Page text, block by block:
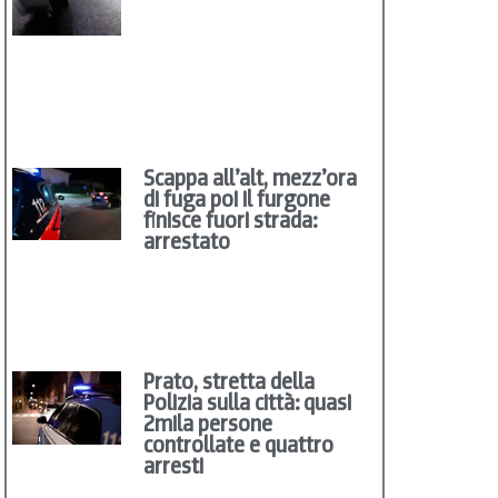
Scappa all’alt, mezz’ora
di fuga poi il furgone
finisce fuori strada:
arrestato
Prato, stretta della
Polizia sulla città: quasi
2mila persone
controllate e quattro
arresti